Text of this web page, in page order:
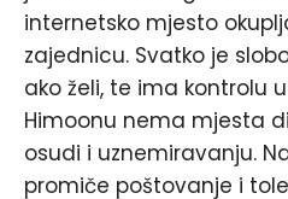
internetsko mjesto
zajednicu. Svatko je
ako želi, te ima kontrolu
Himoonu nema mjesta
osudi i uznemiravanju.
promiče poštovanje i